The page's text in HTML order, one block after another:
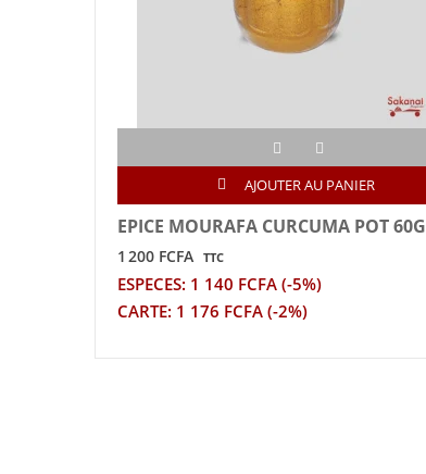
AJOUTER AU PANIER
EPICE MOURAFA CURCUMA POT 60G
1 200 FCFA TTC
ESPECES: 1 140 FCFA (-5%)
CARTE: 1 176 FCFA (-2%)